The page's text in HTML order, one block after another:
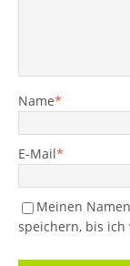
Name*
E-Mail*
Meinen
speichern, bis